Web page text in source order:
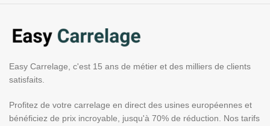
Easy Carrelage, c'est 15 ans de métier et des milliers de clients
satisfaits.
Profitez de votre carrelage en direct des usines européennes et
bénéficiez de prix incroyable, jusqu'à 70% de réduction. Nos tarifs